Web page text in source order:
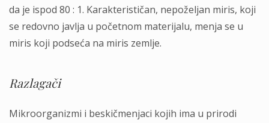
da je ispod 80 : 1. Karakterističan, nepoželjan miris, koji
se redovno javlja u početnom materijalu, menja se u
miris koji podseća na miris zemlje.
Razlagači
Mikroorganizmi i beskičmenjaci kojih ima u prirodi